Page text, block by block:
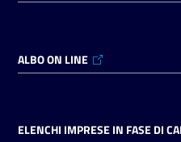
ALBO ON LINE
ELENCHI IMPRESE IN FASE DI